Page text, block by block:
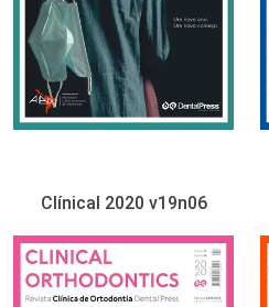
Clínical 2020 v19n06